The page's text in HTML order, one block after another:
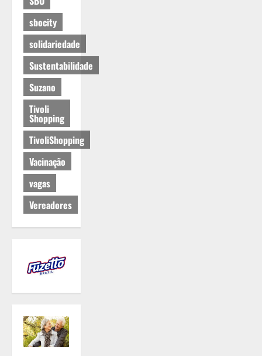
sbocity
solidariedade
Sustentabilidade
Suzano
Tivoli
Shopping
TivoliShopping
Vacinação
vagas
Vereadores